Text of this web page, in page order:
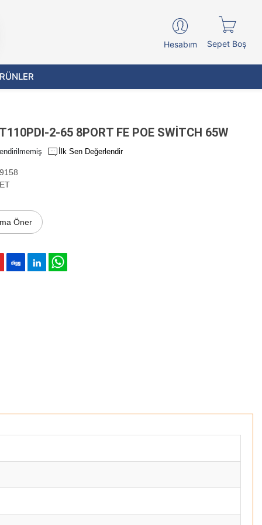
Hesabım Sepet Boş
2-65 8PORT FE POE SWİTCH 65W
İlk Sen Değerlendir
Öner